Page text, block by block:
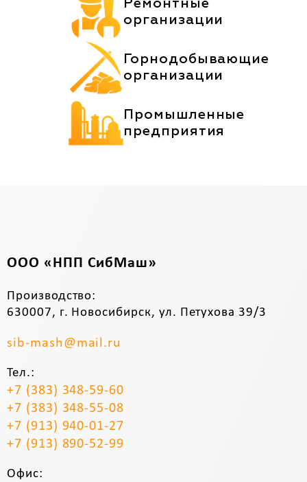
Ремонтные
организации
Горнодобывающие
организации
Промышленные
предприятия
ООО «НПП СибМаш»
Производство:
630007, г. Новосибирск, ул. Петухова 39/3
sib-mash@mail.ru
Тел.:
+7 (383) 348-59-60
+7 (383) 348-55-08
+7 (913) 940-01-27
+7 (913) 890-52-99
Офис: